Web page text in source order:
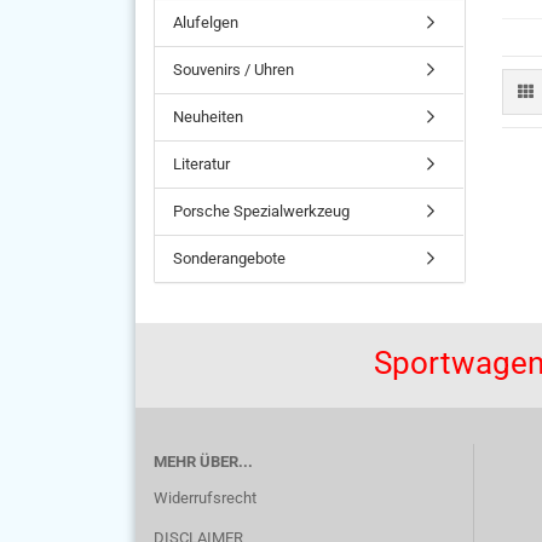
Alufelgen
Souvenirs / Uhren
Neuheiten
Literatur
Porsche Spezialwerkzeug
Sonderangebote
MEHR ÜBER...
Widerrufsrecht
DISCLAIMER